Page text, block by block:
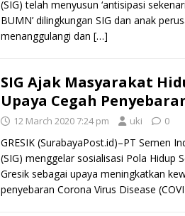
(SIG) telah menyusun ‘antisipasi
BUMN’ dilingkungan SIG dan anak
menanggulangi dan […]
SIG Ajak Masyarakat
Upaya Cegah
12 March 2020 7:24 pm uki 0
GRESIK (SurabayaPost.id)–PT Semen
(SIG) menggelar sosialisasi Pola Hidup
Gresik sebagai upaya meningkatkan
penyebaran Corona Virus Disease